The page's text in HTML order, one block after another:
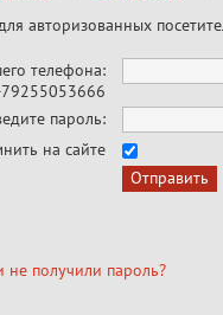
авторизованных
телефона:
пароль:
на сайте
не получили пароль?